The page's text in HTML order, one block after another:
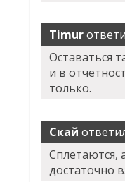
Timur
Оставаться
и в
только.
Скай
Сплетаются,
достаточно